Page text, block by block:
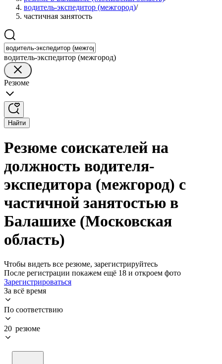
водитель-экспедитор (межгород)/
частичная занятость
водитель-экспедитор (межгород)
Резюме
Найти
Резюме соискателей на
должность водителя-
экспедитора (межгород) с
частичной занятостью в
Балашихе (Московская
область)
Чтобы видеть все резюме, зарегистрируйтесь
После регистрации покажем ещё 18 и откроем фото
Зарегистрироваться
За всё время
По соответствию
20 резюме